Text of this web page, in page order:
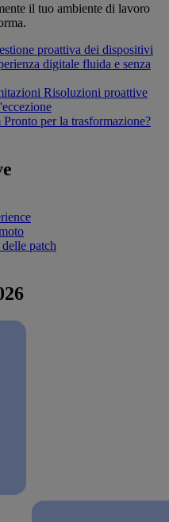
il tuo ambiente di lavoro
proattiva dei dispositivi
digitale fluida e senza
Risoluzioni proattive
Pronto per la trasformazione?
patch